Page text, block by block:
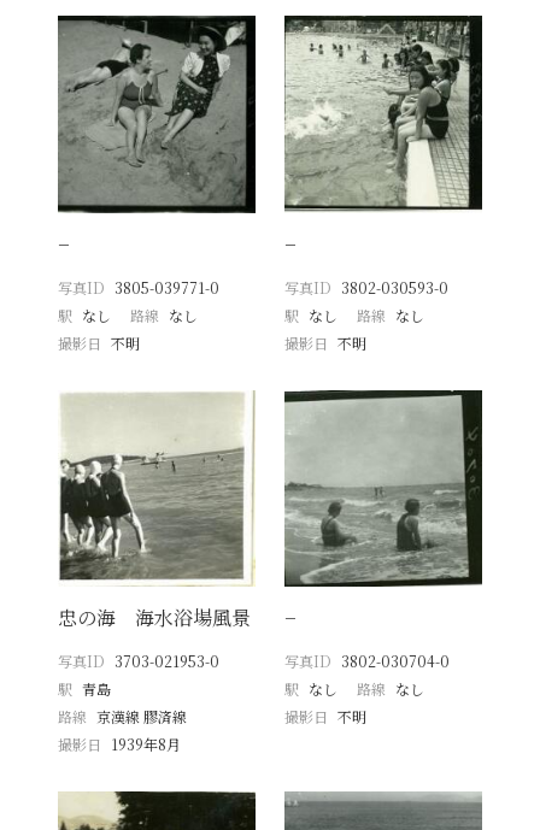
−
写真ID 3805-039771-0
駅 なし 路線 なし
撮影日
不明
−
写真ID 3802-030593-0
駅 なし 路線 なし
撮影日 不明
忠の海 海水浴場風景
写真ID 3703-021953-0
駅 青島
路線 京漢線 膠済線
撮影日
1939年8月
−
写真ID 3802-030704-0
駅 なし 路線 なし
撮影日 不明